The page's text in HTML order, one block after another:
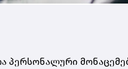
პერსონალური